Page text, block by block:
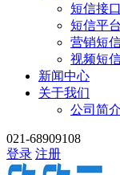
短信接口
短信平台
营销短
视频短
新闻中心
关于我们
公司简介
021-68909108
登录 注册